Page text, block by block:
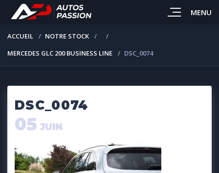
MENU
ACCUEIL
NOTRE STOCK
MERCEDES GLC 200 BUSINESS LINE
DSC_0074
DSC_0074
05 JUIN